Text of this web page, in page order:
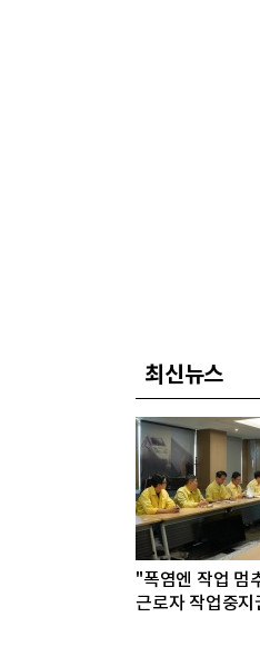
최신뉴스
"폭염엔 작업
근로자 작업중지